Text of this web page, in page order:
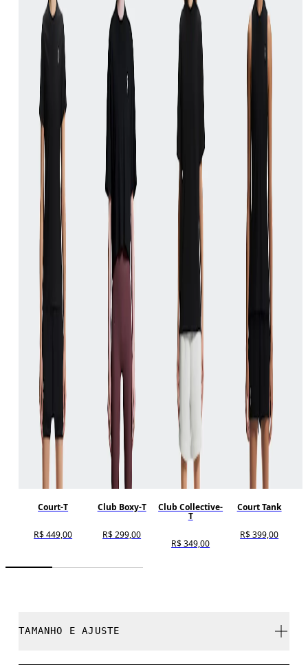
Court-T
R$ 449,00
Club Boxy-T
R$ 299,00
Club Collective-
T
R$ 349,00
Court Tank
R$ 399,00
TAMANHO E AJUSTE